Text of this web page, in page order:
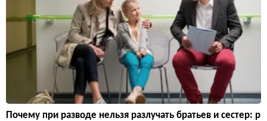
Почему при разводе нельзя разлучать братьев и сестер: р